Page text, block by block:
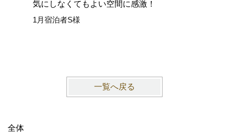
気にしなくてもよい空間に感激！
1月宿泊者S様
一覧へ戻る
全体